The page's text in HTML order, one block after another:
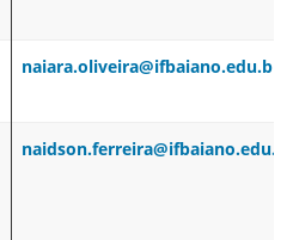
naiara.oliveira@ifbaiano.edu.br